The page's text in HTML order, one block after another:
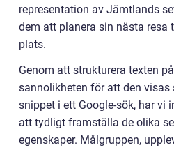
representation av Jämtlands
dem att planera sin nästa resa
plats.
Genom att strukturera texten
sannolikheten för att den
snippet i ett Google-sök, har vi
att tydligt framställa de olika
egenskaper. Målgruppen,